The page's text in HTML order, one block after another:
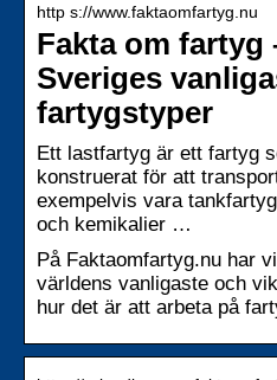
http s://www.faktaomfartyg.nu
Fakta om fartyg
Sveriges
fartygstyper
Ett lastfartyg är ett fartyg
konstruerat för att
exempelvis vara
och kemikalier …
På Faktaomfartyg.nu har
världens vanligaste och
hur det är att arbeta på